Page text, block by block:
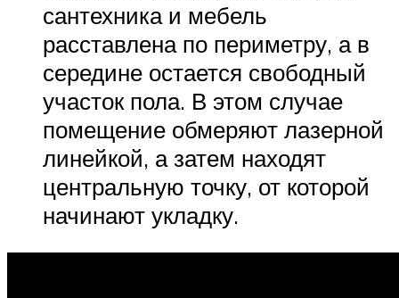
сантехника и мебель
расставлена по периметру, а в
середине остается свободный
участок пола. В этом случае
помещение обмеряют лазерной
линейкой, а затем находят
центральную точку, от которой
начинают укладку.